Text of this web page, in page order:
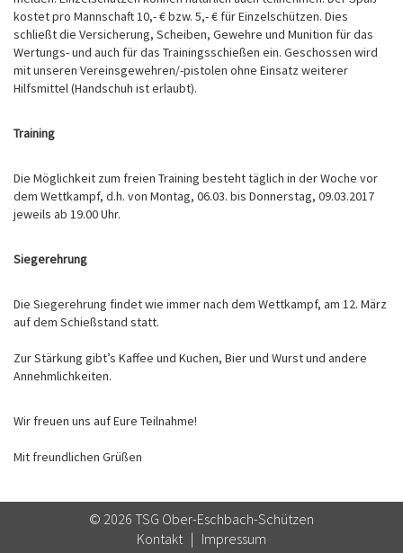
kostet pro Mannschaft 10,- € bzw. 5,- € für Einzelschützen. Dies
schließt die Versicherung, Scheiben, Gewehre und Munition für das
Wertungs- und auch für das Trainingsschießen ein. Geschossen wird
mit unseren Vereinsgewehren/-pistolen ohne Einsatz weiterer
Hilfsmittel (Handschuh ist erlaubt).
Training
Die Möglichkeit zum freien Training besteht täglich in der Woche vor
dem Wettkampf, d.h. von Montag, 06.03. bis Donnerstag, 09.03.2017
jeweils ab 19.00 Uhr.
Siegerehrung
Die Siegerehrung findet wie immer nach dem Wettkampf, am 12. März
auf dem Schießstand statt.
Zur Stärkung gibt’s Kaffee und Kuchen, Bier und Wurst und andere
Annehmlichkeiten.
Wir freuen uns auf Eure Teilnahme!
Mit freundlichen Grüßen
© 2026 TSG Ober-Eschbach-Schützen
Kontakt| Impressum